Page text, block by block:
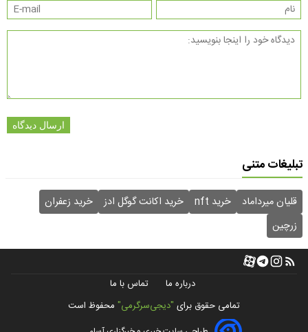
ارسال دیدگاه
تبلیغات متنی
قلیان میرداماد خرید nft خرید اکانت گوگل ادز
خرید زعفران
زرچین
درباره ما
تماس با ما
تمامی حقوق برای "دیجی‌سرگرمی" محفوظ است